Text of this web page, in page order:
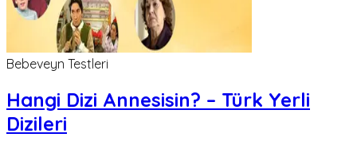
Bebeveyn Testleri
Hangi Dizi Annesisin? – Türk Yerli
Dizileri